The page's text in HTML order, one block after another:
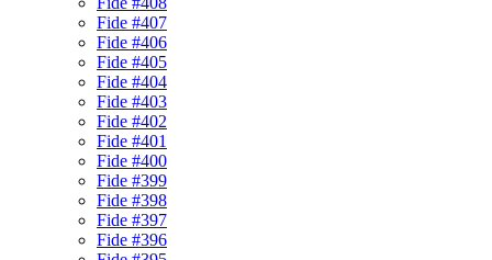
Fide #407
Fide #406
Fide #405
Fide #404
Fide #403
Fide #402
Fide #401
Fide #400
Fide #399
Fide #398
Fide #397
Fide #396